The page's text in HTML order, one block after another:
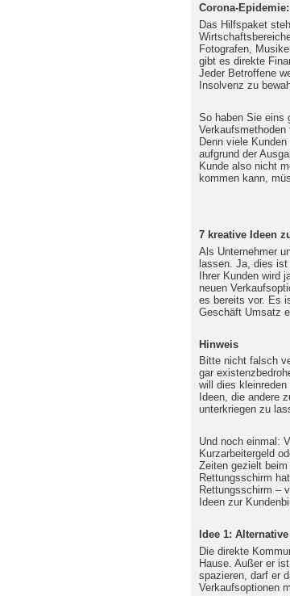
Corona-
Das Hilfspaket
Fotografen,
gibt es direkte
Jeder Betroffene
Insolvenz zu
So haben Sie eins
Verkaufsmethoden
Denn viele
aufgrund der
Kunde also nicht
kommen kann,
7 kreative Ideen
Als Unternehmer
lassen. Ja, dies ist
Ihrer Kunden wird
neuen
es bereits vor. Es
Geschäft Umsatz
Hinweis
Bitte nicht falsch
gar
will dies
Ideen, die andere
unterkriegen zu
Und noch einmal:
Kurzarbeitergeld
Zeiten gezielt
Rettungsschirm
Rettungsschirm –
Ideen zur
Idee 1:
Die direkte
Hause. Außer er
spazieren, darf er
Verkaufsoptionen